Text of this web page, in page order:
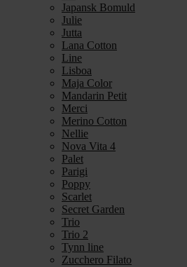
Japansk Bomuld
Julie
Jutta
Lana Cotton
Line
Lisboa
Maja Color
Mandarin Petit
Merci
Merino Cotton
Nellie
Nova Vita 4
Palet
Parigi
Poppy
Scarlet
Secret Garden
Trio
Trio 2
Tynn line
Zucchero Filato